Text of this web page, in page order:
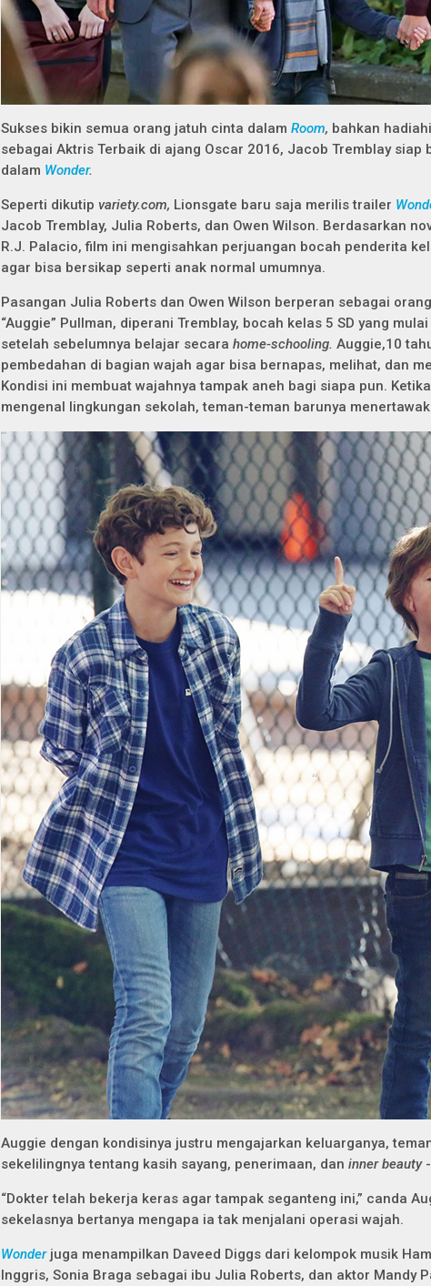
Sukses bikin semua orang jatuh cinta dalam Room, bahkan
sebagai Aktris Terbaik di ajang Oscar 2016, Jacob Tremblay siap
dalam Wonder.
Seperti dikutip variety.com, Lionsgate baru saja merilis trailer
Jacob Tremblay, Julia Roberts, dan Owen Wilson. Berdasarkan
R.J. Palacio, film ini mengisahkan perjuangan bocah penderita
agar bisa bersikap seperti anak normal umumnya.
Pasangan Julia Roberts dan Owen Wilson berperan sebagai
“Auggie” Pullman, diperani Tremblay, bocah kelas 5 SD yang
setelah sebelumnya belajar secara home-schooling. Auggie,10
pembedahan di bagian wajah agar bisa bernapas, melihat, dan
Kondisi ini membuat wajahnya tampak aneh bagi siapa pun.
mengenal lingkungan sekolah, teman-teman barunya
Auggie dengan kondisinya justru mengajarkan keluarganya,
sekelilingnya tentang kasih sayang, penerimaan, dan inner beauty
“Dokter telah bekerja keras agar tampak seganteng ini,” canda
sekelasnya bertanya mengapa ia tak menjalani operasi wajah.
Wonderjuga menampilkan Daveed Diggs dari kelompok musik
Inggris, Sonia Braga sebagai ibu Julia Roberts, dan aktor Mandy